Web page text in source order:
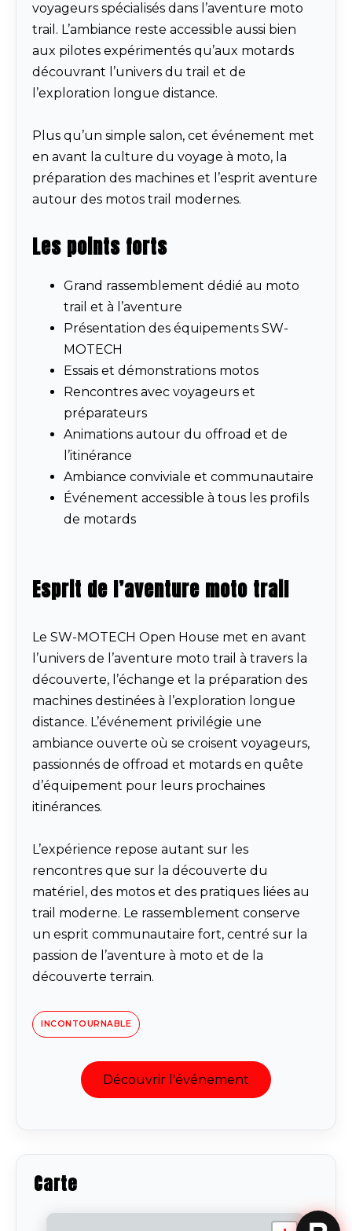
voyageurs spécialisés dans l’aventure moto
trail. L’ambiance reste accessible aussi bien
aux pilotes expérimentés qu’aux motards
découvrant l’univers du trail et de
l’exploration longue distance.
Plus qu’un simple salon, cet événement met
en avant la culture du voyage à moto, la
préparation des machines et l’esprit aventure
autour des motos trail modernes.
Les points forts
Grand rassemblement dédié au moto
trail et à l’aventure
Présentation des équipements SW-
MOTECH
Essais et démonstrations motos
Rencontres avec voyageurs et
préparateurs
Animations autour du offroad et de
l’itinérance
Ambiance conviviale et communautaire
Événement accessible à tous les profils
de motards
Esprit de l’aventure moto trail
Le SW-MOTECH Open House met en avant
l’univers de l’aventure moto trail à travers la
découverte, l’échange et la préparation des
machines destinées à l’exploration longue
distance. L’événement privilégie une
ambiance ouverte où se croisent voyageurs,
passionnés de offroad et motards en quête
d’équipement pour leurs prochaines
itinérances.
L’expérience repose autant sur les
rencontres que sur la découverte du
matériel, des motos et des pratiques liées au
trail moderne. Le rassemblement conserve
un esprit communautaire fort, centré sur la
passion de l’aventure à moto et de la
découverte terrain.
INCONTOURNABLE
Découvrir l'événement
Carte